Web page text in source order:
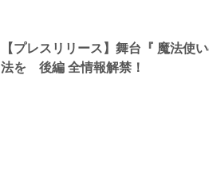
【プレスリリース】舞台『 魔法使
法を 後編 全情報解禁！